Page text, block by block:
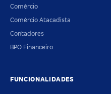
Comércio
Comércio Atacadista
Contadores
BPO Financeiro
FUNCIONALIDADES